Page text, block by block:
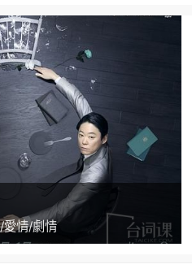
愛情/劇情